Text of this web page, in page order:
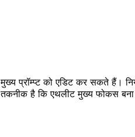
प्रॉम्प्ट को एडिट कर सकते हैं।
तकनीक है कि एथलीट मुख्य फोकस बना